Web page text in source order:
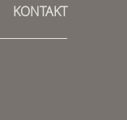
KONTAKT